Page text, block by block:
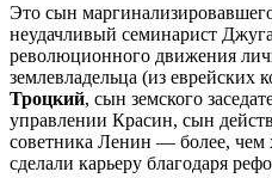
Это сын
неудачливый семинарист
революционного движения
землевладельца (из еврейских
Троцкий, сын земского
управлении Красин, сын
советника Ленин — более, чем
сделали карьеру благодаря